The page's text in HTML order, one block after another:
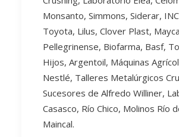
Monsanto, Simmons, Siderar,
Toyota, Lilus, Clover Plast,
Pellegrinense, Biofarma, Basf,
Hijos, Argentoil, Máquinas
Nestlé, Talleres Metalúrgicos
Sucesores de Alfredo Williner,
Casasco, Río Chico, Molinos Río
Maincal.